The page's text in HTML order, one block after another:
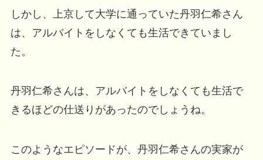
しかし、上京して大学に通っていた丹羽仁希さん
は、アルバイトをしなくても生活できていまし
た。
丹羽仁希さんは、アルバイトをしなくても生活で
きるほどの仕送りがあったのでしょうね。
このようなエピソードが、丹羽仁希さんの実家が